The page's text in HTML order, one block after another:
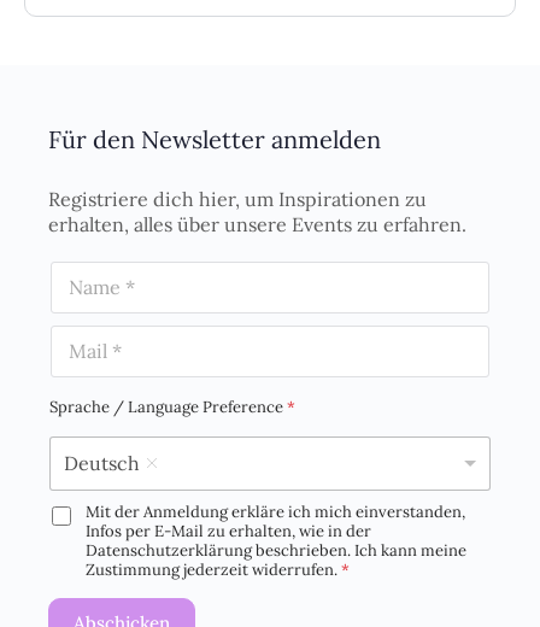
Für den Newsletter anmelden
Registriere dich hier, um Inspirationen zu
erhalten, alles über unsere Events zu erfahren.
m
a
iSprache / Language Preference*
Deutsch
D
O
Mit der Anmeldung erkläre ich mich einverstanden,
Infos per E-Mail zu erhalten, wie in der
Datenschutzerklärung beschrieben. Ich kann meine
Zustimmung jederzeit widerrufen.*